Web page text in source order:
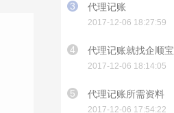
3 代理记账
2017-12-06 18:27:59
4 代理记账就找企顺宝
2017-12-06 18:14:05
5 代理记账所需资料
2017-12-06 17:54:22